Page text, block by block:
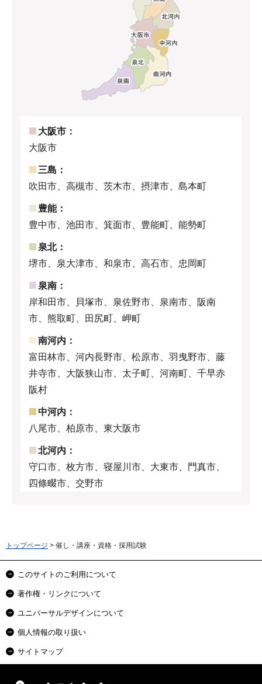
大阪市：
大阪市
三島：
吹田市、高槻市、茨木市、摂津市、島本町
豊能：
豊中市、池田市、箕面市、豊能町、能勢町
泉北：
堺市、泉大津市、和泉市、高石市、忠岡町
泉南：
岸和田市、貝塚市、泉佐野市、泉南市、阪南
市、熊取町、田尻町、岬町
南河内：
富田林市、河内長野市、松原市、羽曳野市、藤
井寺市、大阪狭山市、太子町、河南町、千早赤
阪村
中河内：
八尾市、柏原市、東大阪市
北河内：
守口市、枚方市、寝屋川市、大東市、門真市、
四條畷市、交野市
トップページ > 催し・講座・資格・採用試験
このサイトのご利用について
著作権・リンクについて
ユニバーサルデザインについて
個人情報の取り扱い
サイトマップ